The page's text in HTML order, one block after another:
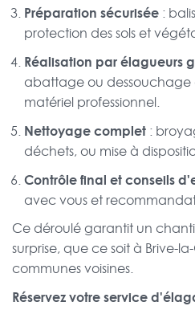
Préparation sécurisée :
protection des sols et
Réalisation par élagueurs
abattage ou dessouchage
matériel professionnel.
Nettoyage complet :
déchets, ou mise à
Contrôle final et conseils
avec vous et
Ce déroulé garantit un
surprise, que ce soit à Brive-
communes voisines.
Réservez votre service